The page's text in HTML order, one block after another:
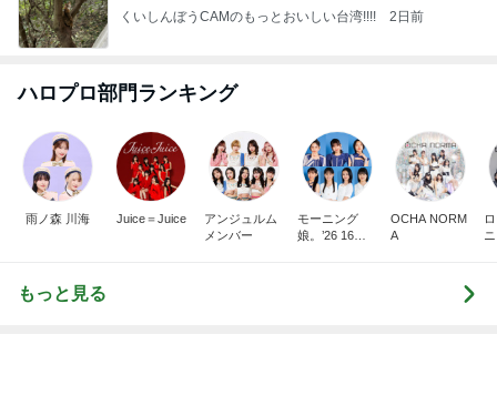
くいしんぼうCAMのもっとおいしい台湾!!!! 2日前
ハロプロ部門ランキング
雨ノ森 川海 Juice＝Juice
アンジュルム
メンバー
モーニング
娘。’26 16期1
OCHA NORM
A
もっと見る